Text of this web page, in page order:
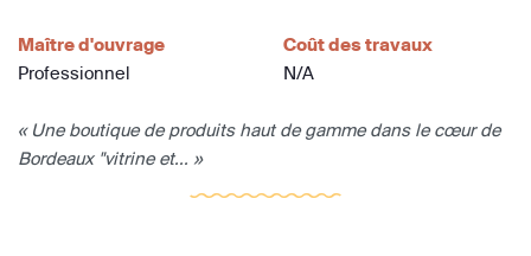
Maître d'ouvrage
Professionnel
Coût des travaux
N/A
« Une boutique de produits haut de gamme dans le cœur de
Bordeaux "vitrine et... »